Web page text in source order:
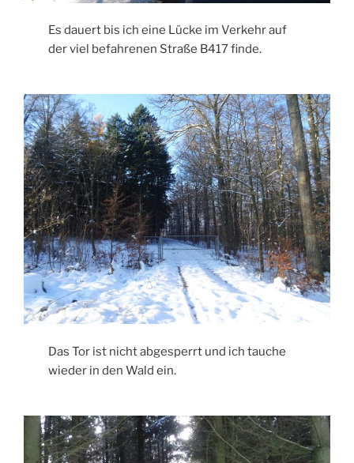
Es dauert bis ich eine Lücke im Verkehr auf
der viel befahrenen Straße B417 finde.
Das Tor ist nicht abgesperrt und ich tauche
wieder in den Wald ein.